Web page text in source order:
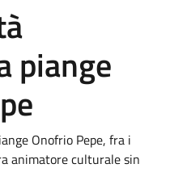
piange
Onofrio Pepe, fra i
animatore culturale sin